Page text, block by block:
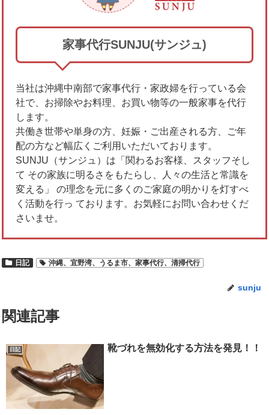
家事代行SUNJU(サンジュ)
当社は沖縄中南部で家事代行・家政婦を行っている会
社で、お掃除やお料理、お買い物等の一般家事を代行
します。
共働き世帯や単身の方、妊娠・ご出産される方、ご年
配の方など幅広くご利用いただいております。
SUNJU（サンジュ）は「関わるお客様、スタッフそし
て その家族に明るさをもたらし、人々の生活と常識を
変える」 の理念を元に多くのご家庭の明かりを灯すべ
く活動を行っ ております。お気軽にお問い合わせくだ
さいませ。
日記 沖縄、宜野湾、うるま市、家事代行、清掃代行
sunju
関連記事
日記 靴づれを無効化する方法を発見！！